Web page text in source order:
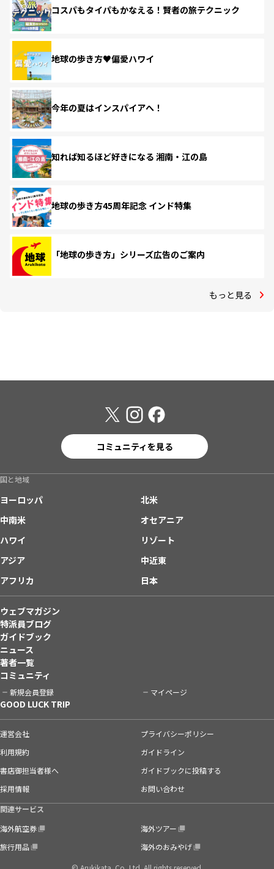
コスパもタイパもかなえる！賢者の旅テクニック
地球の歩き方♥偏愛ハワイ
今年の夏はインスパイアへ！
知れば知るほど好きになる 湘南・江の島
地球の歩き方45周年記念 インド特集
「地球の歩き方」シリーズ広告のご案内
もっと見る
コミュニティを見る
国と地域
ヨーロッパ
北米
中南米
オセアニア
ハワイ
リゾート
アジア
中近東
アフリカ
日本
ウェブマガジン
特派員ブログ
ガイドブック
ニュース
著者一覧
コミュニティ
新規会員登録 マイページ
GOOD LUCK TRIP
運営会社
プライバシーポリシー
利用規約
ガイドライン
書店御担当者様へ
ガイドブックに投稿する
採用情報
お問い合わせ
関連サービス
海外航空券
海外ツアー
旅行用品
海外のおみやげ